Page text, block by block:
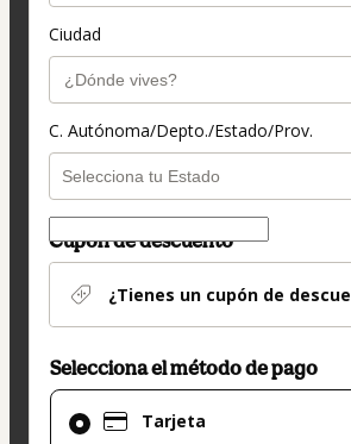
Ciudad
C. Autónoma/Depto./Estado/Prov.
Cupón de descuento
¿Tienes un cupón de
Selecciona el método de pago
Tarjeta
El
método